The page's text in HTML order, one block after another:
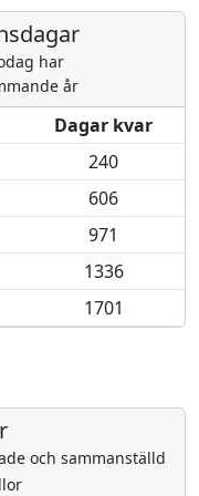
har
år
Dagar kvar
240
606
971
1336
1701
och sammanställd